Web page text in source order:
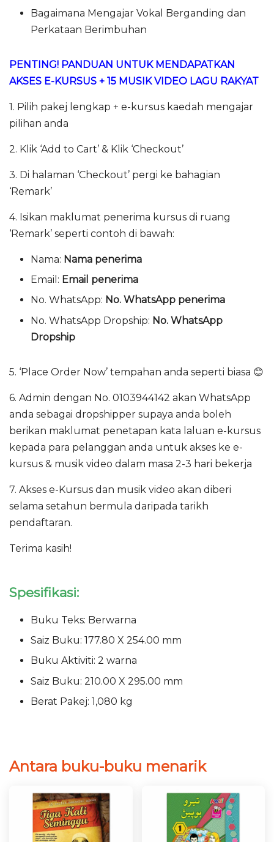
Bagaimana Mengajar Vokal Berganding dan
Perkataan Berimbuhan
PENTING! PANDUAN UNTUK MENDAPATKAN
AKSES E-KURSUS + 15 MUSIK VIDEO LAGU RAKYAT
1. Pilih pakej lengkap + e-kursus kaedah mengajar
pilihan anda
2. Klik ‘Add to Cart’ & Klik ‘Checkout’
3. Di halaman ‘Checkout’ pergi ke bahagian
‘Remark’
4. Isikan maklumat penerima kursus di ruang
‘Remark’ seperti contoh di bawah:
Nama: Nama penerima
Email: Email penerima
No. WhatsApp: No. WhatsApp penerima
No. WhatsApp Dropship: No. WhatsApp
Dropship
5. ‘Place Order Now’ tempahan anda seperti biasa 😊
6. Admin dengan No. 0103944142 akan WhatsApp
anda sebagai dropshipper supaya anda boleh
berikan maklumat penetapan kata laluan e-kursus
kepada para pelanggan anda untuk akses ke e-
kursus & musik video dalam masa 2-3 hari bekerja
7. Akses e-Kursus dan musik video akan diberi
selama setahun bermula daripada tarikh
pendaftaran.
Terima kasih!
Spesifikasi:
Buku Teks: Berwarna
Saiz Buku: 177.80 X 254.00 mm
Buku Aktiviti: 2 warna
Saiz Buku: 210.00 X 295.00 mm
Berat Pakej: 1,080 kg
Antara buku-buku menarik